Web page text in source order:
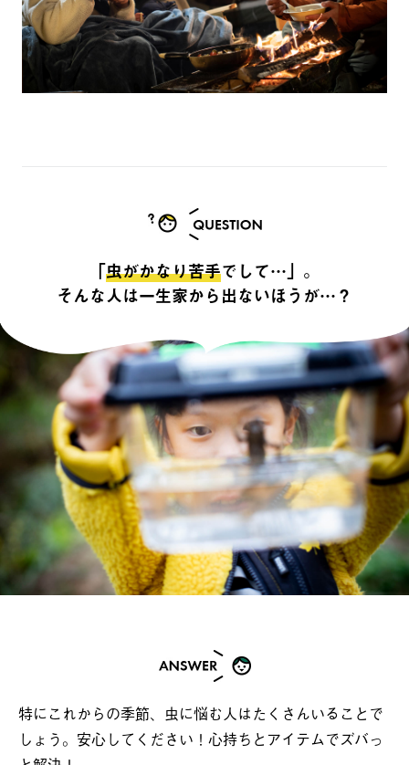
「虫がかなり苦手でして…」。
そんな人は一生家から出ないほうが…？
特にこれからの季節、虫に悩む人はたくさんいることで
しょう。安心してください！心持ちとアイテムでズバっ